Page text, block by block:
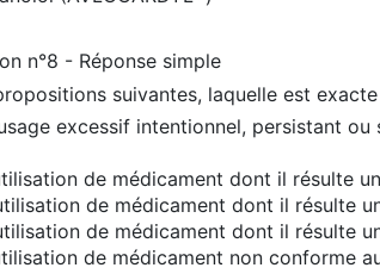
n°8 - Réponse simple
suivantes, laquelle est
excessif intentionnel, persistant
de médicament dont il résulte
de médicament dont il résulte
de médicament dont il résulte
de médicament non conforme